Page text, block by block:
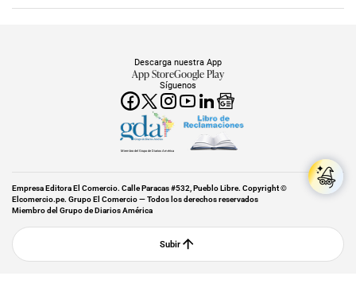
Síguenos
Descarga nuestra App
App StoreGoogle Play
Miembro del Grupo de Diarios América
Empresa Editora El Comercio. Calle Paracas #532, Pueblo Libre. Copyright ©
Elcomercio.pe. Grupo El Comercio — Todos los derechos reservados
Miembro del Grupo de Diarios América
Subir